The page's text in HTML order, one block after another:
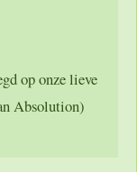
op onze lieve
Absolution)